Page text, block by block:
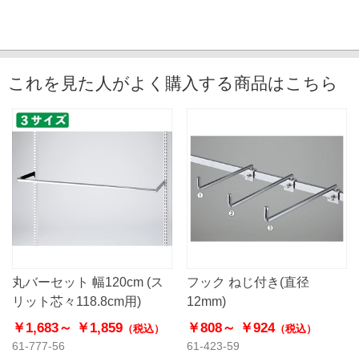
これを見た人がよく購入する商品はこちら
丸バーセット 幅120cm (ス
リット芯々118.8cm用)
￥1,683～ ￥1,859 （税込）
61-777-56
フック ねじ付き(直径
12mm)
￥808～ ￥924（税込）
61-423-59